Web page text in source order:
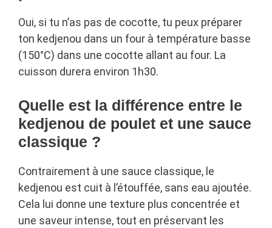
Oui, si tu n’as pas de cocotte, tu peux préparer
ton kedjenou dans un four à température basse
(150°C) dans une cocotte allant au four. La
cuisson durera environ 1h30.
Quelle est la différence entre le
kedjenou de poulet et une sauce
classique ?
Contrairement à une sauce classique, le
kedjenou est cuit à l’étouffée, sans eau ajoutée.
Cela lui donne une texture plus concentrée et
une saveur intense, tout en préservant les